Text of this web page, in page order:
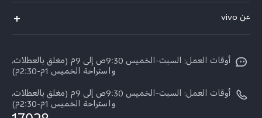
X300 Ultra
Y11d
V70 FE
Funtouch OS
مراكز الصيانة
أسعار قطع الغيار
عن vivo
الأخبار
ARABIC/العربية:
أوقات العمل: السبت-الخميس 9:30ص إلى 9م (مغلق بالعطلات،
واستراحة الخميس 1م-2:30م)
أوقات العمل: السبت-الخميس 9:30ص إلى 9م (مغلق بالعطلات،
واستراحة الخميس 1م-2:30م)